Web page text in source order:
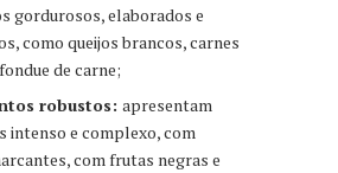
gordurosos, elaborados e
como queijos brancos, carnes
de carne;
robustos: apresentam
intenso e complexo, com
com frutas negras e